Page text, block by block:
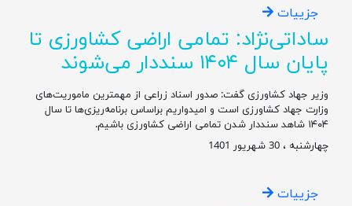
جزییات
ساداتی‌نژاد: تمامی اراضی کشاورزی تا
پایان سال ۱۴۰۴ سنددار می‌شوند
وزیر جهاد کشاورزی گفت: صدور اسناد زراعی از مهمترین ماموریت‌های
وزارت جهاد کشاورزی است و امیدواریم براساس برنامه‌ریزی‌ها تا سال
۱۴۰۴ شاهد سنددار شدن تمامی اراضی کشاورزی باشیم.
چهارشنبه ، 30 شهریور 1401
جزییات